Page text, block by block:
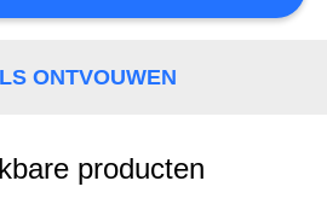
ONTVOUWEN
producten